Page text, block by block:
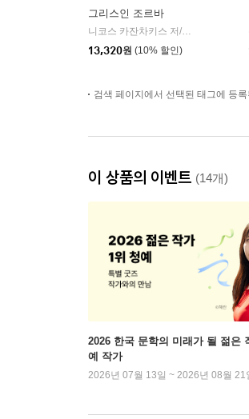
그리스인 조르바
니코스 카잔차키스 저/이윤기 역
열
13,320원 (10% 할인)
검색 페이지에서 선택된 태그에 등
이 상품의 이벤트 (14개)
2026 한국 문학의 미래가 될 젊은
예 작가
2026년 07월 13일 ~ 2026년 08월 21